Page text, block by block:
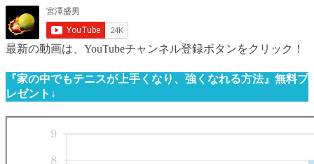
最新の動画は、YouTubeチャンネル登録ボタンをクリック！
『家の中でもテニスが上手くなり、強くなれる方法』無料プ
レゼント↓